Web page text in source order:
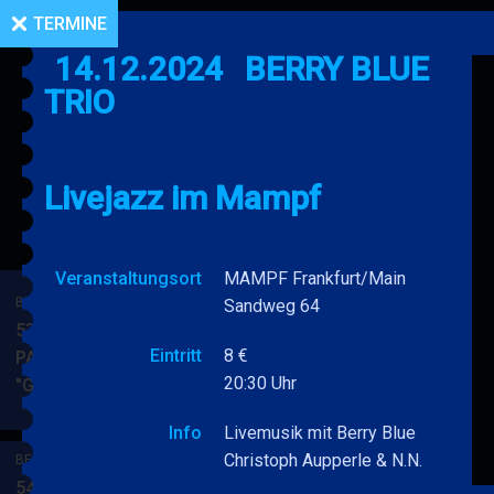
BERRY BLUE & BAND
53. JAZZ Matinee in den
PARKSIDE STUDIOS
"Gypsy Jazz"
&
BERRY BLUE & BAND
54. JAZZ Matinee in den
TERMINE
14.12.2024
BERRY BLUE
TRIO
Livejazz im Mampf
Veranstaltungsort
MAMPF Frankfurt/Main
Sandweg 64
Eintritt
8 €
20:30 Uhr
Info
Livemusik mit Berry Blue
Christoph Aupperle & N.N.